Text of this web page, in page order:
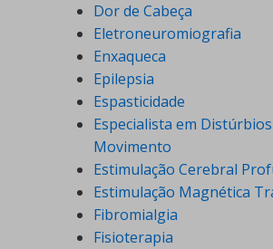
Dor de Cabeça
Eletroneuromiografia
Enxaqueca
Epilepsia
Espasticidade
Especialista em
Movimento
Estimulação Cerebral
Estimulação Magnética
Fibromialgia
Fisioterapia